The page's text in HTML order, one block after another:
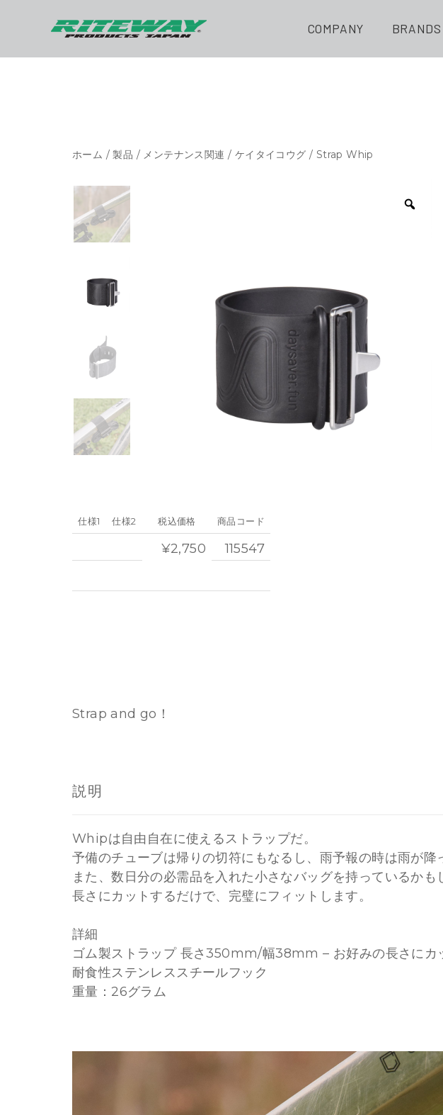
COMPANY BRANDS
ホーム /製品 / メンテナンス関連 / ケイタイコウグ / Strap Whip
仕様1 仕様2 税込価格
¥2,750
商品コード
115547
Strap and go！
説明
Whipは自由自在に使えるストラップだ。
予備のチューブは帰りの切符にもなるし、雨予報の時は雨が降
また、数日分の必需品を入れた小さなバッグを持っているか
長さにカットするだけで、完璧にフィットします。
詳細
ゴム製ストラップ 長さ350mm/幅38mm – お好みの長さにカ
耐食性ステンレススチールフック
重量：26グラム